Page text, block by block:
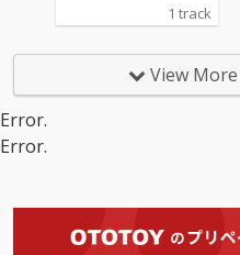
1 track
View
Error.
Error.